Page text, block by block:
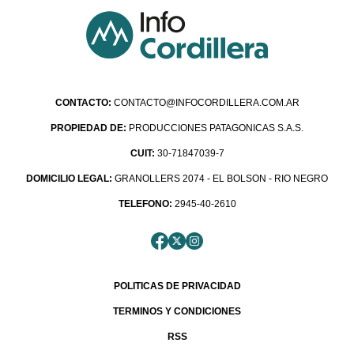
CONTACTO: CONTACTO@INFOCORDILLERA.COM.AR
PROPIEDAD DE: PRODUCCIONES PATAGONICAS S.A.S.
CUIT: 30-71847039-7
DOMICILIO LEGAL: GRANOLLERS 2074 - EL BOLSON - RIO NEGRO
TELEFONO: 2945-40-2610
POLITICAS DE PRIVACIDAD
TERMINOS Y CONDICIONES
RSS